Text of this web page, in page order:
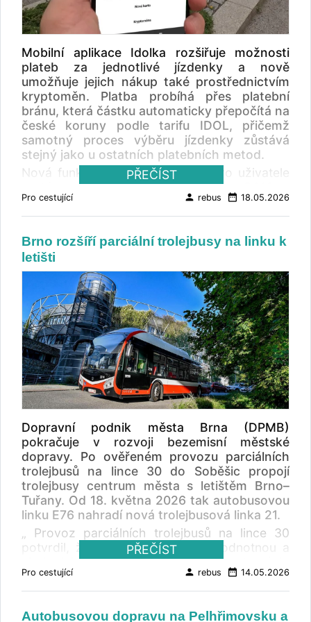
FlixBusem zde . Cyklobusy po České
republice zde .
Mobilní aplikace Idolka rozšiřuje možnosti
plateb za jednotlivé jízdenky a nově
umožňuje jejich nákup také prostřednictvím
kryptoměn. Platba probíhá přes platební
bránu, která částku automaticky přepočítá na
české koruny podle tarifu IDOL, přičemž
samotný proces výběru jízdenky zůstává
stejný jako u ostatních platebních metod.
Nová funkce je zatím dostupná pro uživatele
systému Android s verzí aplikace 3.1.10 a
vyšší, přičemž podpora pro iOS bude
doplněna v následující aktualizaci. Postup
PŘEČÍST
Pro cestující person rebus date_range 18.05.2026
Brno rozšíří parciální trolejbusy na linku k
letišti
Dopravní podnik města Brna (DPMB)
pokračuje v rozvoji bezemisní městské
dopravy. Po ověřeném provozu parciálních
trolejbusů na lince 30 do Soběšic propojí
trolejbusy centrum města s letištěm Brno–
Tuřany. Od 18. května 2026 tak autobusovou
linku E76 nahradí nová trolejbusová linka 21.
„ Provoz parciálních trolejbusů na lince 30
potvrdil, že jsou tyto vozy plnohodnotnou a
ekologickou alternativou autobusů na trasách,
kde není v plné míře dostupné trolejové
vedení. V souladu se strategií rozvoje čisté
PŘEČÍST
Pro cestující person rebus date_range 14.05.2026
Autobusovou dopravu na Pelhřimovsku a